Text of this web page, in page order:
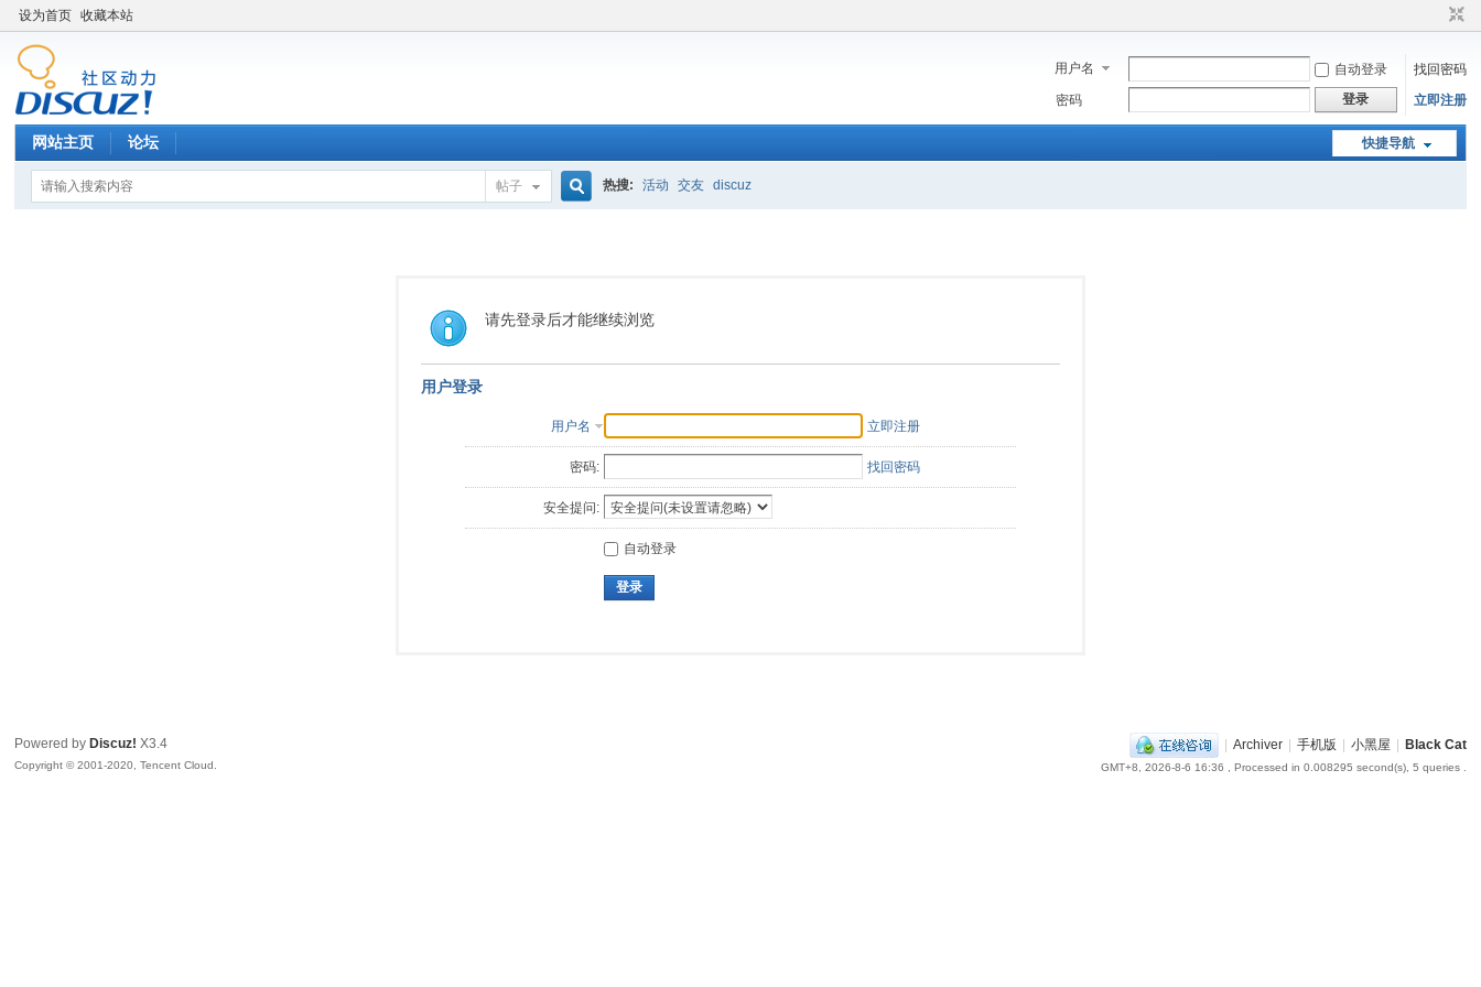
设为首页 收藏本站
用户名 自动登录
找回密码
密码
登录 立即注册
快捷导航
网站主页 论坛
帖子
索
热搜: 活动 交友 discuz
请先登录后才能继续浏览
用户登录
用户名 立即注册
密码: 找回密码
安全提问:
自动登录
登录
| Archiver | 手机版 | 小黑屋 | Black Cat
GMT+8, 2026-8-6 16:36 , Processed in 0.008295 second(s), 5 queries .
Powered by Discuz! X3.4
Copyright © 2001-2020, Tencent Cloud.